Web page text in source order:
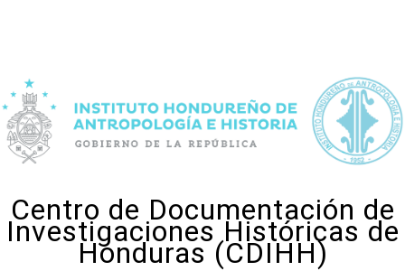
Centro de Documentación de
Investigaciones Históricas de
Honduras (CDIHH)